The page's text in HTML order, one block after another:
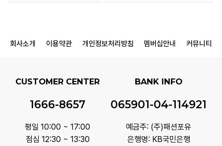
회사소개 이용약관 개인정보처리방침 멤버십안내 커뮤니티
CUSTOMER CENTER
1666-8657
평일 10:00 ~ 17:00
점심 12:30 ~ 13:30
BANK INFO
065901-04-114921
예금주: (주)패션포유
은행명: KB국민은행